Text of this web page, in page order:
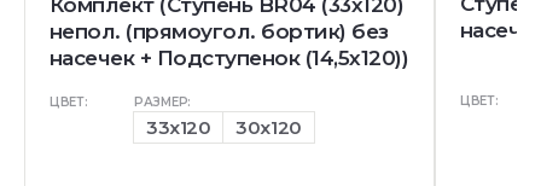
Комплект (Ступень BR04 (33x120)
непол. (прямоугол. бортик) без
насечек + Подступенок (14,5x120))
ЦВЕТ: РАЗМЕР:
33x120 30x120
ЦВЕТ: